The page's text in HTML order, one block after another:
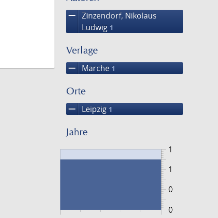
remove Zinzendorf, Nikolaus
Ludwig 1
Verlage
remove Marche 1
Orte
remove Leipzig 1
Jahre
0
1
0
1